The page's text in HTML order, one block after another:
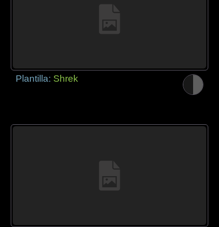
Plantilla: Shrek